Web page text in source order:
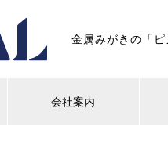
金属みがきの「
会社案内